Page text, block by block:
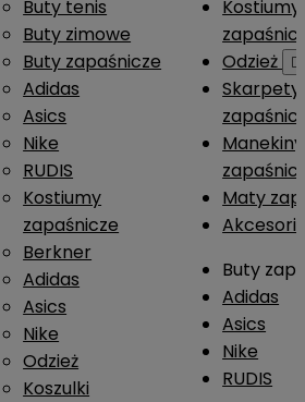
Buty tenis
Buty zimowe
Buty zapaśnicze
Adidas
Asics
Nike
RUDIS
Kostiumy
zapaśnicze
Berkner
Adidas
Asics
Nike
Odzież
Koszulki
Kostiumy
Odzież

Skarpety
Manekiny
Maty
Buty
Adidas
Asics
Nike
RUDIS